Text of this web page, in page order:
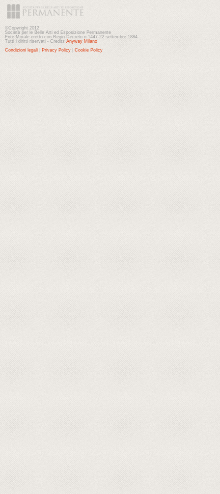
©Copyright 2012
Società per le Belle Arti ed Esposizione Permanente
Ente Morale eretto con Regio Decreto n.1447-22 settembre 1884
Tutti i diritti riservati - Credits Anyway Milano
Condizioni legali
Privacy Policy Cookie Policy